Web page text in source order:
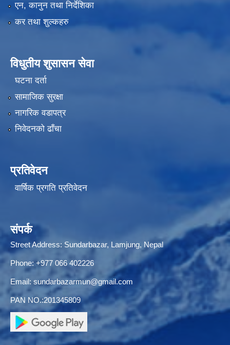
एन, कानुन तथा निर्देशिका
कर तथा शुल्कहरु
विधुतीय शुसासन सेवा
घटना दर्ता
सामाजिक सुरक्षा
नागरिक वडापत्र
निवेदनको ढाँचा
प्रतिवेदन
वार्षिक प्रगति प्रतिवेदन
संपर्क
Street Address: Sundarbazar, Lamjung, Nepal
Phone: +977 066 402226
Email: sundarbazarmun@gmail.com
PAN NO.:201345809